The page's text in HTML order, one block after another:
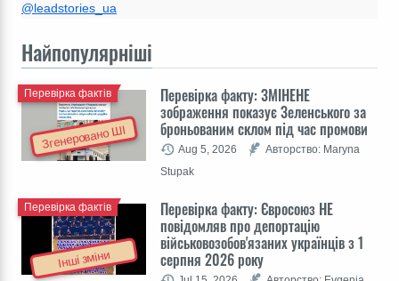
@leadstories_ua
Найпопулярніші
Згенеровано ШІ
Перевірка факту: ЗМІНЕНЕ
зображення показує Зеленського за
броньованим склом під час промови
Перевірка фактів
Aug 5, 2026
Авторство: Maryna
Stupak
Інші зміни
Перевірка факту: Євросоюз НЕ
повідомляв про депортацію
військовозобов'язаних українців з 1
серпня 2026 року
Перевірка фактів